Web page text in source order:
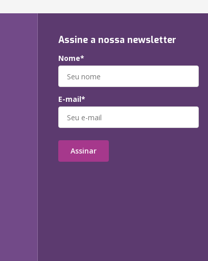
Assine a nossa newsletter
Nome*
E-mail*
Assinar